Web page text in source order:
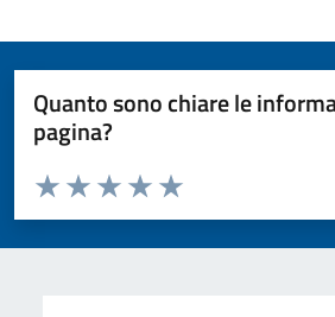
Quanto sono chiare le
pagina?
Valuta da 1 a 5 stelle la pagina
Valuta 5 stelle su 5
Valuta 4 stelle su 5
Valuta 3 stelle su 5
Valuta 2 stelle su 5
Valuta 1 stelle su 5